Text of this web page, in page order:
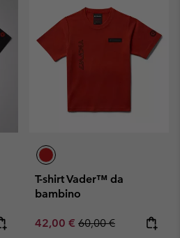
T-shirt Vader™ da
bambino
Sale price:
42,00 € Regular price:
60,00 €